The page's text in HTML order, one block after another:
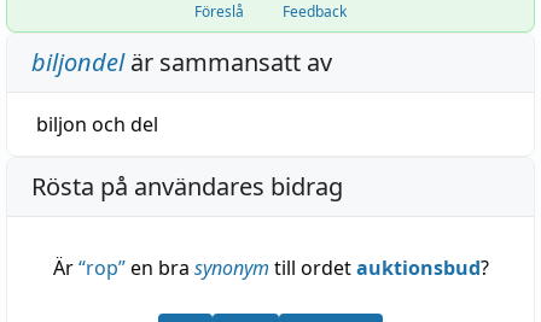
Föreslå Feedback
biljondelär sammansatt av
biljon och del
Rösta på användares bidrag
Är“rop”en bra synonym till ordetauktionsbud?